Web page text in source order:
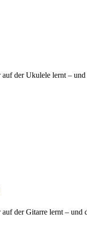
der Ukulele lernt –
der Gitarre lernt –